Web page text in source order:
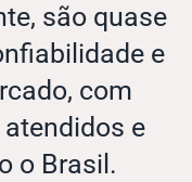
são quase
e
com
e
o Brasil.